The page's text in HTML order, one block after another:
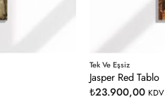
Tek Ve Eşsiz
Jasper Red Tablo
₺23.900,00 KDV